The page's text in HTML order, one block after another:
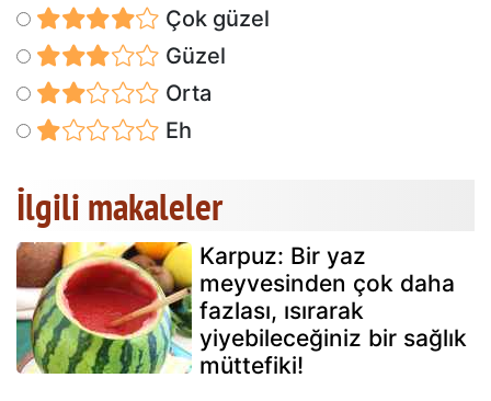
Çok güzel
Güzel
Orta
Eh
İlgili makaleler
Karpuz: Bir yaz
meyvesinden çok daha
fazlası, ısırarak
yiyebileceğiniz bir sağlık
müttefiki!